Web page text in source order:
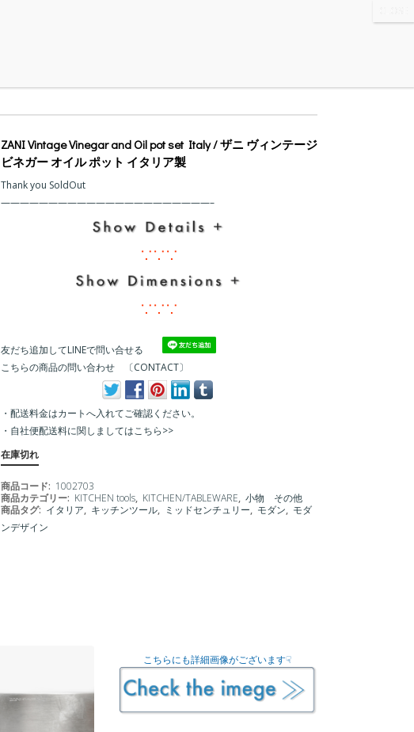
ZANI Vintage Vinegar and Oil pot set Italy / ザニ ヴィンテージ
ビネガー オイル ポット イタリア製
Thank you SoldOut
友だち追加してLINEで問い合せる
こちらの商品の問い合わせ 〔CONTACT〕
・配送料金はカートへ入れてご確認ください。
・ 自社便配送料に関しましてはこちら>>
在庫切れ
商品コード: 1002703
商品カテゴリー: KITCHEN tools, KITCHEN/TABLEWARE, 小物 その他
商品タグ: イタリア, キッチンツール, ミッドセンチュリー, モダン, モダ
ンデザイン
こちらにも詳細画像がございます☟